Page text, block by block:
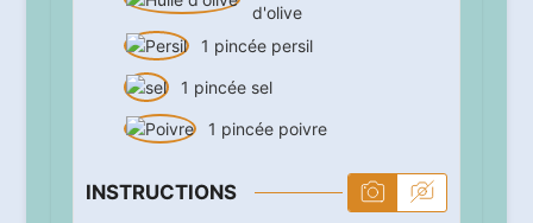
d'olive
1 pincée persil
1 pincée sel
1 pincée poivre
INSTRUCTIONS